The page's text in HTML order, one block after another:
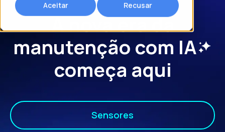
Aceitar Recusar
A nova era da
manutenção com IA
começa aqui
Sensores
Sobrenome*
Email corporativo*
Número de telefone
Sobrenome*
Email corporativo*
Número de telefone
Sobrenome*
Email corporativo*
Número de telefone